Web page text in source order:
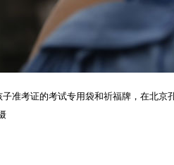
准考证的考试专用袋和祈福牌，在北